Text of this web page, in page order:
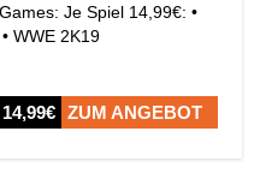
Je Spiel 14,99€: •
WWE 2K19
ZUM ANGEBOT